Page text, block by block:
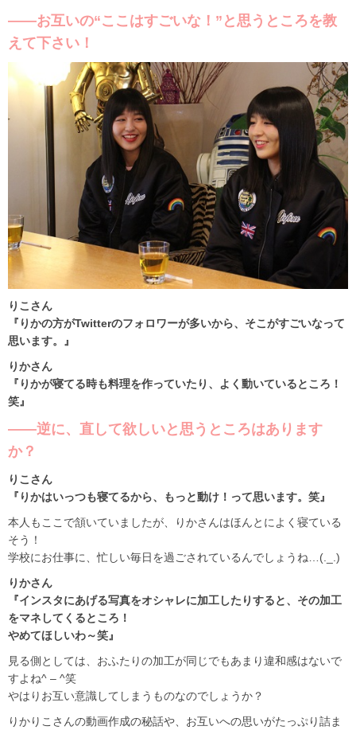
――お互いの“ここはすごいな！”と思うところを教
えて下さい！
りこさん
『りかの方がTwitterのフォロワーが多いから、そこがすごいなって
思います。』
りかさん
『りかが寝てる時も料理を作っていたり、よく動いているところ！
笑』
――逆に、直して欲しいと思うところはあります
か？
りこさん
『りかはいっつも寝てるから、もっと動け！って思います。笑』
本人もここで頷いていましたが、りかさんはほんとによく寝ている
そう！
学校にお仕事に、忙しい毎日を過ごされているんでしょうね…(._.)
りかさん
『インスタにあげる写真をオシャレに加工したりすると、その加工
をマネしてくるところ！
やめてほしいわ～笑』
見る側としては、おふたりの加工が同じでもあまり違和感はないで
すよね^ – ^笑
やはりお互い意識してしまうものなのでしょうか？
りかりこさんの動画作成の秘話や、お互いへの思いがたっぷり詰ま